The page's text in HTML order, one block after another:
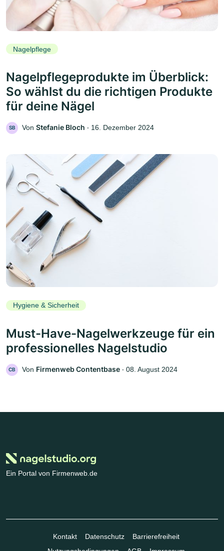
Nagelpflege
Nagelpflegeprodukte im Überblick:
So wählst du die richtigen Produkte
für deine Nägel
SB Von Stefanie Bloch ‧ 16. Dezember 2024
Hygiene & Sicherheit
Must-Have-Nagelwerkzeuge für ein
professionelles Nagelstudio
CB Von Firmenweb Contentbase ‧ 08. August 2024
Ein Portal von Firmenweb.de
Kontakt Datenschutz
Barrierefreiheit